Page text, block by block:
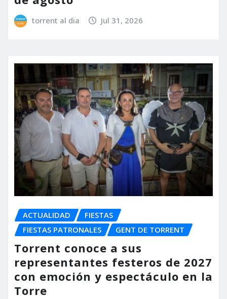
torrent al dia Jul 31, 2026
ACTUALIDAD
FIESTAS
FIESTAS PATRONALES
GENT DE TORRENT
Torrent conoce a sus
representantes festeros de 2027
con emoción y espectáculo en la
Torre